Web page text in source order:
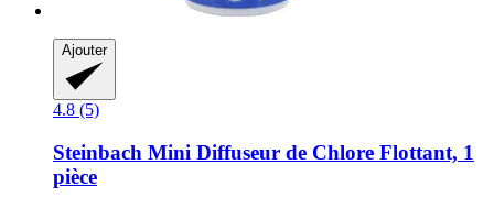
Ajouter
4.8 (5)
Steinbach Mini Diffuseur de Chlore Flottant, 1
pièce